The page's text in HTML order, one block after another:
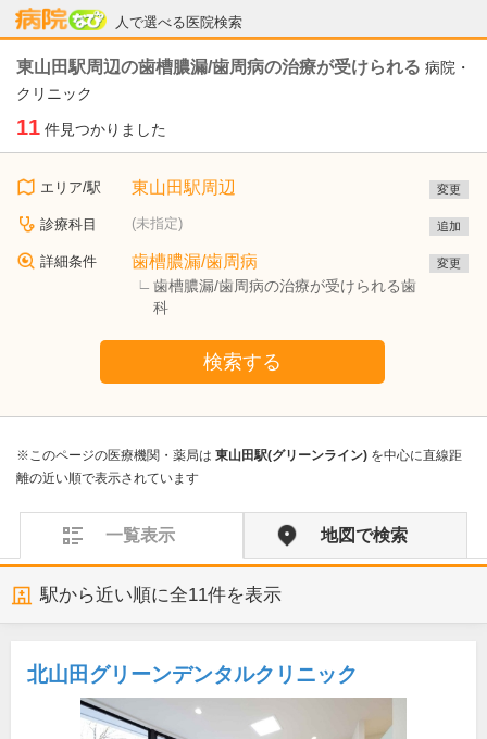
人で選べる医院検索
病院なび
東山田駅周辺の歯槽膿漏/歯周病の治療が受けられる 病院・
クリニック
11 件見つかりました
エリア/駅 東山田駅周辺 変更
診療科目 (未指定) 追加
詳細条件 歯槽膿漏/歯周病
歯槽膿漏/歯周病の治療が受けられる歯
科
変更
検索する
※このページの医療機関・薬局は 東山田駅(グリーンライン) を中心に直線距
離の近い順で表示されています
一覧表示 地図で検索
駅から近い順に全11件を表示
北山田グリーンデンタルクリニック